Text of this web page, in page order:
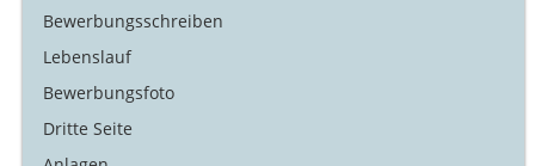
Bewerbungsschreiben
Lebenslauf
Bewerbungsfoto
Dritte Seite